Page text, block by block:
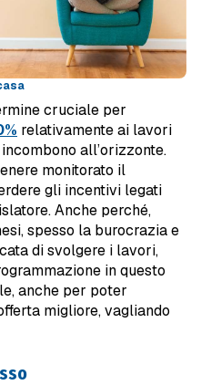
cruciale per
relativamente ai lavori
all’orizzonte.
monitorato il
gli incentivi legati
Anche perché,
spesso la burocrazia e
di svolgere i lavori,
in questo
anche per poter
migliore, vagliando